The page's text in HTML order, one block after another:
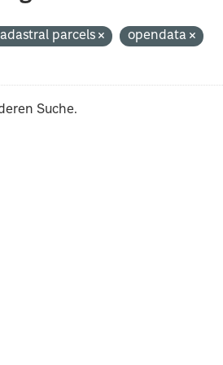
parcels
opendata
Suche.